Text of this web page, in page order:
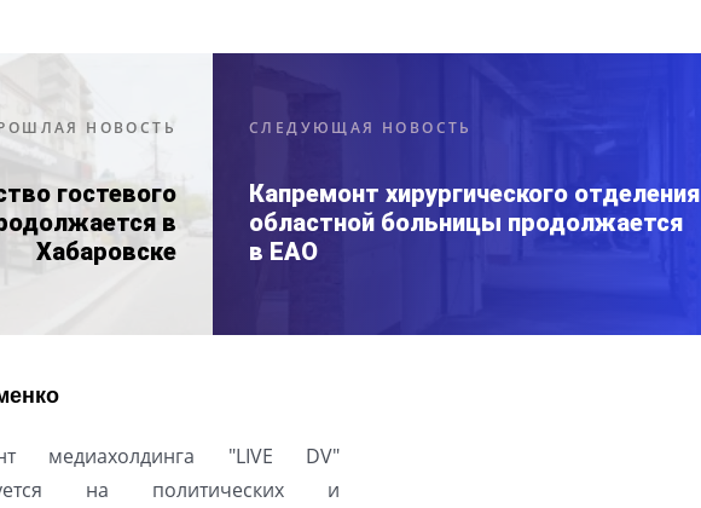
НОВОСТЬ
гостевого
в
Хабаровске
СЛЕДУЮЩАЯ НОВОСТЬ
Капремонт хирургического отделения
областной больницы продолжается
в ЕАО
медиахолдинга "LIVE DV"
на политических и